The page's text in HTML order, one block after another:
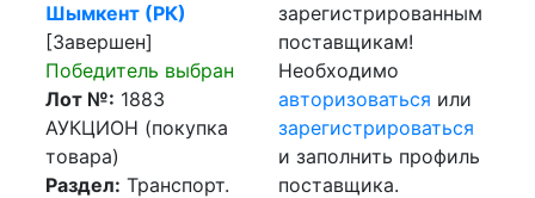
Шымкент (РК)
[Завершен]
Победитель выбран
Лот №: 1883
АУКЦИОН (покупка
товара)
Раздел: Транспорт.
зарегистрированным
поставщикам!
Необходимо
авторизоваться или
зарегистрироваться
и заполнить профиль
поставщика.